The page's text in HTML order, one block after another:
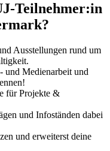
Teilnehmer:in
Ausstellungen rund um
und Medienarbeit und
für Projekte &
und Infoständen dabei
und erweiterst deine